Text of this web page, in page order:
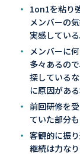
1on1を粘り
メンバーの
実感してい
メンバーに
多々あるの
探している
に原因があ
前回研修を
ていた部分
客観的に振
継続は力な